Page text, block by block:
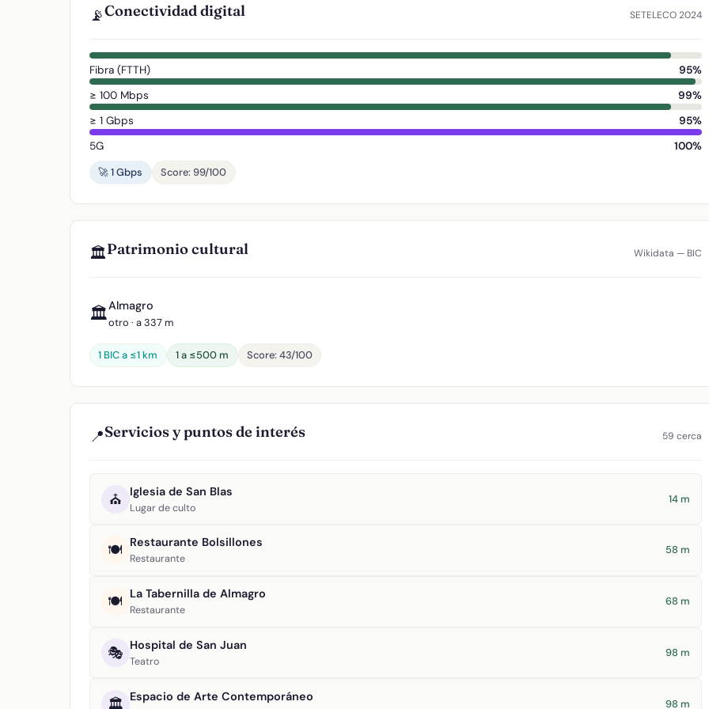
📡Conectividad digital SETELECO 2024
Fibra (FTTH)
95%
≥ 100 Mbps
99%
≥ 1 Gbps
95%
5G
100%
🚀 1 Gbps
Score: 99/100
🏛️Patrimonio cultural Wikidata — BIC
🏛️Almagro
otro · a 337 m
1 BIC a ≤1 km 1 a ≤500 m Score: 43/100
📍Servicios y puntos de interés 59 cerca
⛪ Iglesia de San Blas
Lugar de culto
14 m
🍽️ Restaurante Bolsillones
Restaurante
58 m
🍽️ La Tabernilla de Almagro
Restaurante
68 m
🎭 Hospital de San Juan
Teatro
98 m
🏛️ Espacio de Arte Contemporáneo
98 m